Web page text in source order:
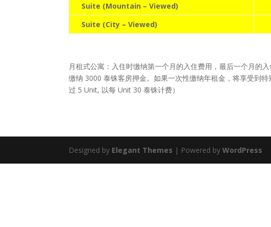
Suite (Mountain – Viewed)
Suite (City – Viewed)
月租式公寓：入住时缴纳第一个月的入住费用，最后一个月的
缴纳 3000 泰铢客房押金。如果一次性缴纳年租金，将享受到
过 5 Unit, 以每 Unit 30 泰铢计费）
Designed by Elegant Themes | Powered byWordPress